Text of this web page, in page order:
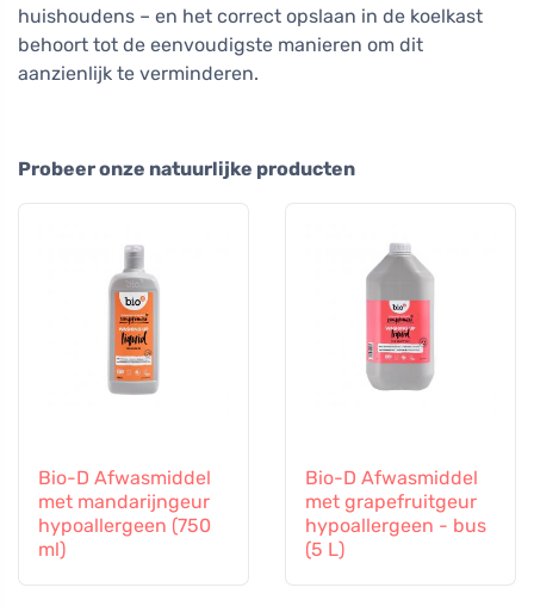
huishoudens – en het correct opslaan in de koelkast
behoort tot de eenvoudigste manieren om dit
aanzienlijk te verminderen.
Probeer onze natuurlijke producten
Bio-D Afwasmiddel
met mandarijngeur
hypoallergeen (750
ml)
Bio-D Afwasmiddel
met grapefruitgeur
hypoallergeen - bus
(5 L)